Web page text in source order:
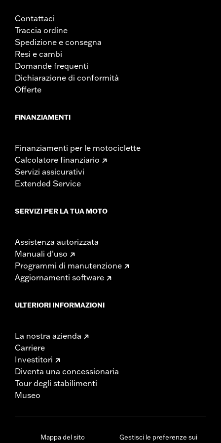
Contattaci
Traccia ordine
Spedizione e consegna
Resi e cambi
Domande frequenti
Dichiarazione di conformità
Offerte
FINANZIAMENTI
Finanziamenti per le motociclette
Calcolatore finanziario
Servizi assicurativi
Extended Service
SERVIZI PER LA TUA MOTO
Assistenza autorizzata
Manuali d’uso
Programmi di manutenzione
Aggiornamenti software
ULTERIORI INFORMAZIONI
La nostra azienda
Carriere
Investitori
Diventa una concessionaria
Tour degli stabilimenti
Museo
Mappa del sito Gestisci le preferenze sui